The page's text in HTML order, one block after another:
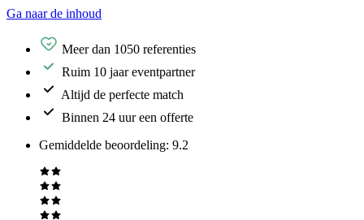
Ga naar de inhoud
Meer dan 1050 referenties
Ruim 10 jaar eventpartner
Altijd de perfecte match
Binnen 24 uur een offerte
Gemiddelde beoordeling: 9.2